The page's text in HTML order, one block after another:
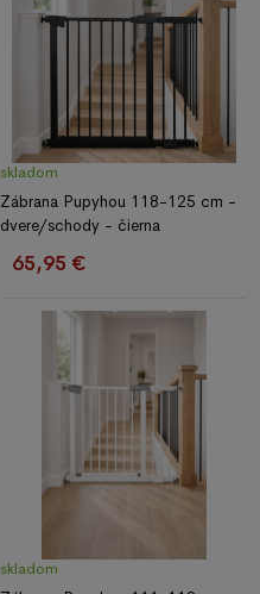
skladom
Zábrana Pupyhou 118-125 cm -
dvere/schody - čierna
65,95 €
skladom